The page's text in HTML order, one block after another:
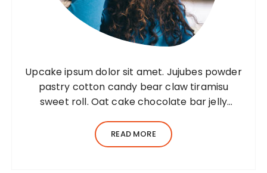
Upcake ipsum dolor sit amet. Jujubes powder
pastry cotton candy bear claw tiramisu
sweet roll. Oat cake chocolate bar jelly
adipiscing elit, sed do eiusmod tempor
incididunt ut…
READ MORE